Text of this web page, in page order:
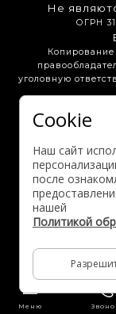
Не
ОГРН
уголовную
Меню
Cookie
Наш сайт
после
нашей
Политикой